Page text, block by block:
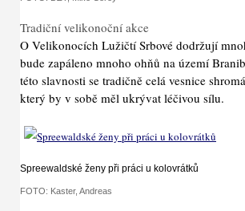
Tradiční velikonoční akce
O Velikonocích Lužičtí Srbové dodržují
bude zapáleno mnoho ohňů na území
této slavnosti se tradičně celá vesnice
který by v sobě měl ukrývat léčivou sílu.
Spreewaldské ženy při práci u kolovrátků
FOTO: Kaster, Andreas